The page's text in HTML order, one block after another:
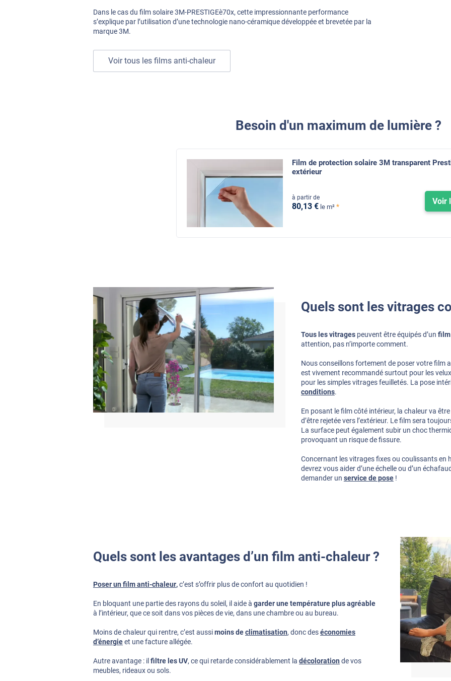
Dans le cas du film solaire 3M-PRESTIGEè70x, cette impressionnante performance
s’explique par l’utilisation d’une technologie nano-céramique développée et brevetée par la
marque 3M.
Voir tous les films anti-chaleur
Besoin d'un maximum de lumière ?
Film de protection solaire 3M transparent
extérieur
à partir de
80,13 € le m² *
Voir
Quels sont les vitrages
Tous les vitragespeuvent être équipés d’un
attention, pas n’importe comment.
Nous conseillons fortement de poser votre film
est vivement recommandé surtout pour les
pour les simples vitrages feuilletés. La pose
conditions.
En posant le film côté intérieur, la chaleur va
d’être rejetée vers l’extérieur. Le film sera
La surface peut également subir un choc
provoquant un risque de fissure.
Concernant les vitrages fixes ou coulissants en
devrez vous aider d’une échelle ou d’un
demander un service de pose!
Quels sont les avantages d’un film anti-chaleur ?
Poser un film anti-chaleur,c’est s’offrir plus de confort au quotidien !
En bloquant une partie des rayons du soleil, il aide à garder une température plus agréable
à l’intérieur, que ce soit dans vos pièces de vie, dans une chambre ou au bureau.
Moins de chaleur qui rentre, c’est aussimoins declimatisation, donc deséconomies
d’énergieet une facture allégée.
Autre avantage : ilfiltre les UV, ce qui retarde considérablement la décoloration de vos
meubles, rideaux ou sols.